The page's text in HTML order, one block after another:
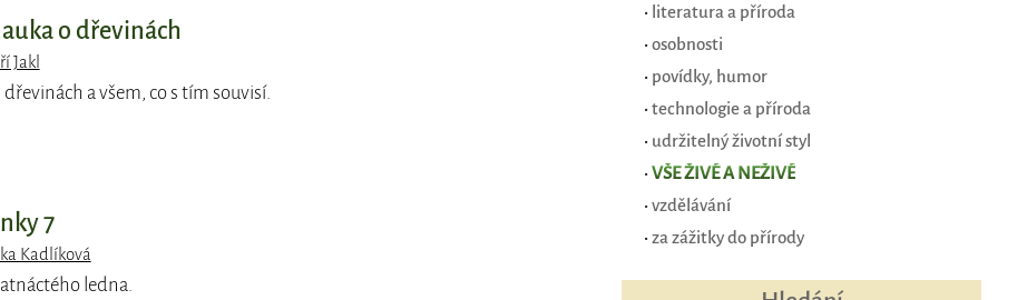
o dřevinách
Jakl
a všem, co s tím souvisí.
7
Kadlíková
ledna.
• literatura a příroda
•osobnosti
• povídky, humor
•technologie a příroda
• udržitelný životní styl
•VŠE ŽIVÉ A NEŽIVÉ
•vzdělávání
•za zážitky do přírody